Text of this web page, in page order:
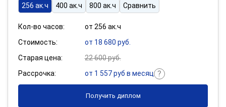
256 ак.ч 400 ак.ч 800 ак.ч Сравнить
Кол-во часов:
от 256 ак.ч
Стоимость:
от 18 680 руб.
Старая цена:
22 600 руб.
Рассрочка:
от 1 557 руб в месяц
Получить диплом